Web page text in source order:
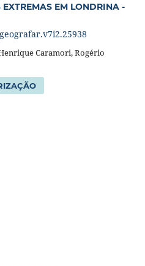
EM LONDRINA -
Caramori, Rogério